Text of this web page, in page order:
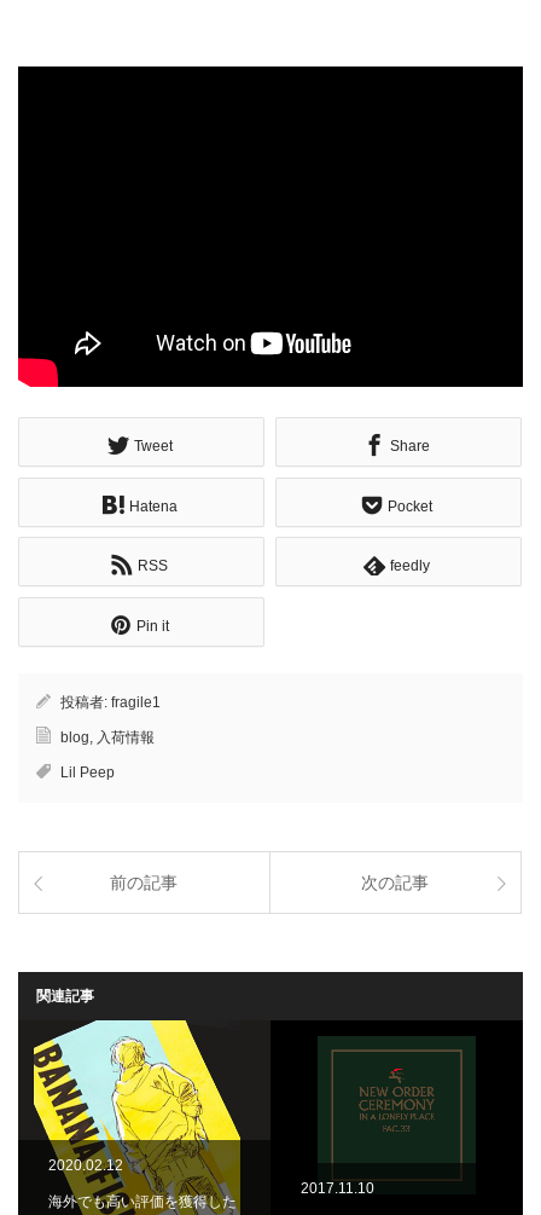
Tweet Share
Hatena Pocket
RSS feedly
Pin it
投稿者: fragile1
blog, 入荷情報
Lil Peep
前の記事 次の記事
関連記事
2020.02.12
海外でも高い評価を獲得した
2017.11.10